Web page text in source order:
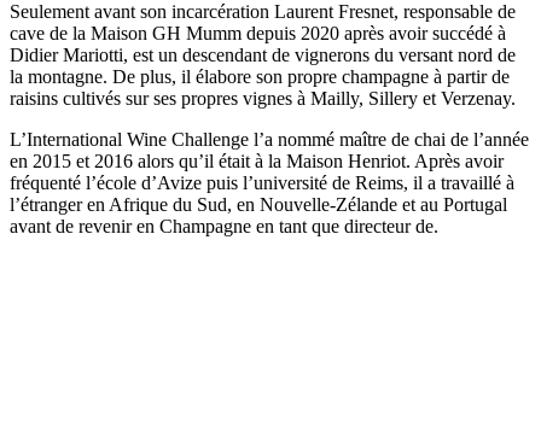
Seulement avant son incarcération Laurent Fresnet, responsable de
cave de la Maison GH Mumm depuis 2020 après avoir succédé à
Didier Mariotti, est un descendant de vignerons du versant nord de
la montagne. De plus, il élabore son propre champagne à partir de
raisins cultivés sur ses propres vignes à Mailly, Sillery et Verzenay.
L’International Wine Challenge l’a nommé maître de chai de l’année
en 2015 et 2016 alors qu’il était à la Maison Henriot. Après avoir
fréquenté l’école d’Avize puis l’université de Reims, il a travaillé à
l’étranger en Afrique du Sud, en Nouvelle-Zélande et au Portugal
avant de revenir en Champagne en tant que directeur de.